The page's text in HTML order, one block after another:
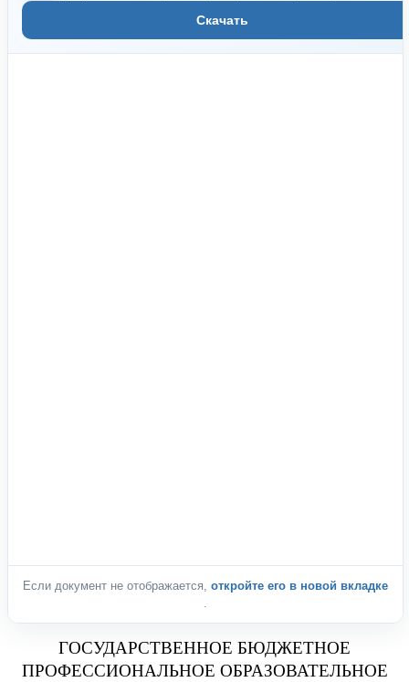
Скачать
Если документ не отображается, откройте его в новой вкладке
ГОСУДАРСТВЕННОЕ БЮДЖЕТНОЕ
ПРОФЕССИОНАЛЬНОЕ ОБРАЗОВАТЕЛЬНОЕ